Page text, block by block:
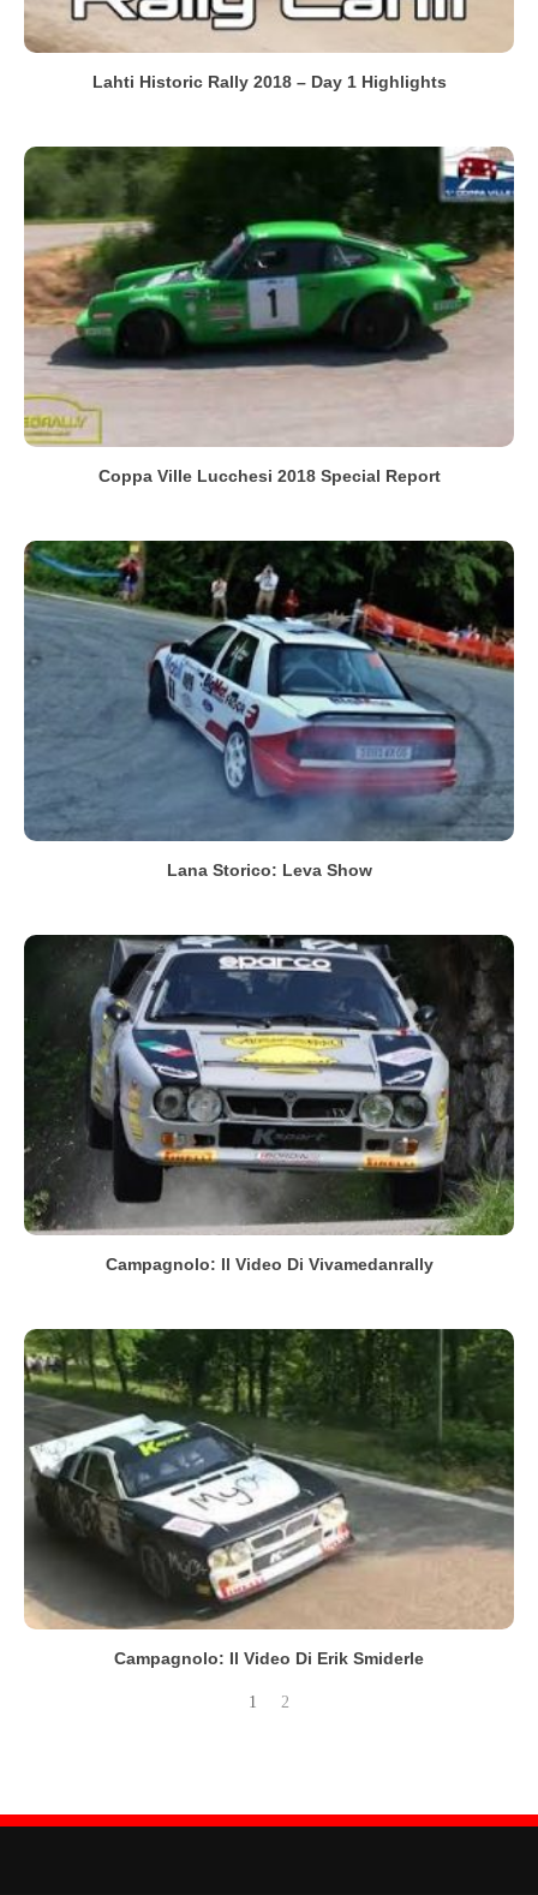
Lahti Historic Rally 2018 – Day 1 Highlights
Coppa Ville Lucchesi 2018 Special Report
Lana Storico: Leva Show
Campagnolo: Il Video Di Vivamedanrally
Campagnolo: Il Video Di Erik Smiderle
1 2